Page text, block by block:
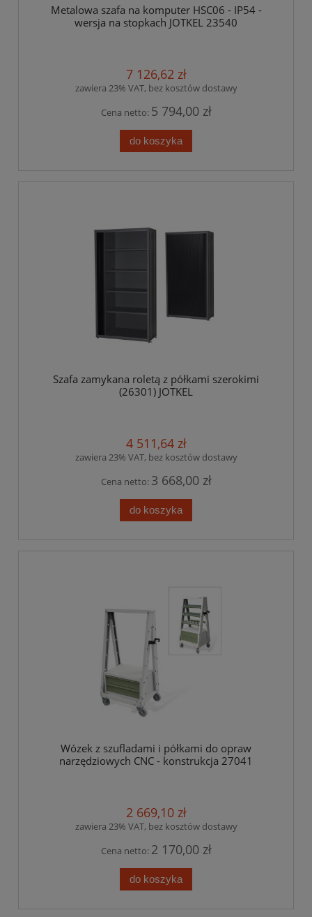
Metalowa szafa na komputer HSC06 - IP54 -
wersja na stopkach JOTKEL 23540
7 126,62 zł
zawiera 23% VAT, bez kosztów dostawy
Cena netto: 5 794,00 zł
do koszyka
Szafa zamykana roletą z półkami szerokimi
(26301) JOTKEL
4 511,64 zł
zawiera 23% VAT, bez kosztów dostawy
Cena netto: 3 668,00 zł
do koszyka
Wózek z szufladami i półkami do opraw
narzędziowych CNC - konstrukcja 27041
2 669,10 zł
zawiera 23% VAT, bez kosztów dostawy
Cena netto: 2 170,00 zł
do koszyka